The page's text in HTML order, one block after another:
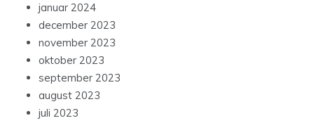
januar 2024
december 2023
november 2023
oktober 2023
september 2023
august 2023
juli 2023